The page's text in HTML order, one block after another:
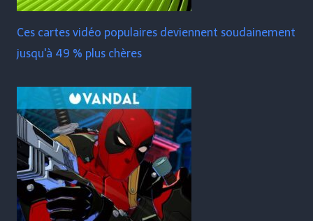
Ces cartes vidéo populaires deviennent soudainement
jusqu'à 49 % plus chères